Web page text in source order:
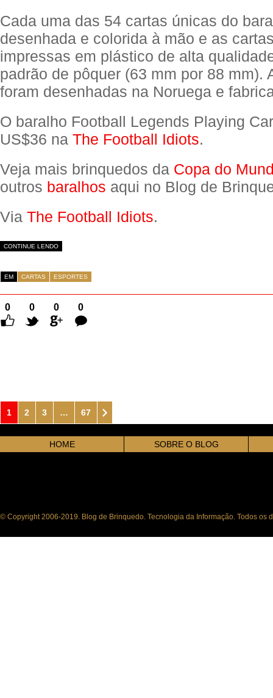
Cada uma das 54 cartas únicas do
desenhada e colorida à mão e as
impressas em plástico de alta
padrão de pôquer (63 mm por 88 mm).
foram desenhadas na Noruega e
O baralho Football Legends Playing
US$36 na The Football Idiots.
Veja mais brinquedos da Copa do
outros baralhos aqui no Blog de
Via The Football Idiots.
CONTINUE LENDO
EM CARTAS ESPORTES
0 0 0
0
Comentários
1 2 3 … 67
HOME SOBRE O BLOG
© Copyright 2006-2019. Blog de Brinquedo. Tecnologia da Informação. Todos os